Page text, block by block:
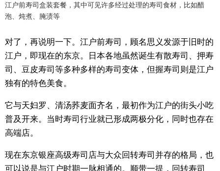
江户前寿司盒装套餐，其中可见许多经过处理的寿司食材，比如醋
泡、炖煮、腌渍等
对了，再说明一下。江户前寿司，顾名思义发源于旧时的
江户，即现在的东京。日本各地虽然诞生有散寿司、押寿
司、豆皮寿司等多种多样的寿司变体，但握寿司则是江户
独有的特色美食。
它与天妇罗、清汤荞麦面齐名，最初作为江户的街头小吃
普及开来。当时寿司行业就已形成两极分化，同时也存在
高端店。
现在东京银座高级寿司店与大众回转寿司并存的格局，也
可以说是与江户时期一脉相通的。顺带一提，回转寿司